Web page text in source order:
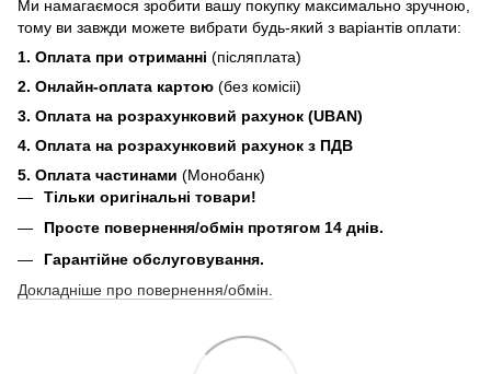
Ми намагаємося зробити вашу покупку максимально зручною,
тому ви завжди можете вибрати будь-який з варіантів оплати:
1. Оплата при отриманні (післяплата)
2. Онлайн-оплата картою (без комісіі)
3. Оплата на розрахунковий рахунок (UBAN)
4. Оплата на розрахунковий рахунок з ПДВ
5. Оплата частинами (Монобанк)
Тільки оригінальні товари!
Просте повернення/обмін протягом 14 днів.
Гарантійне обслуговування.
Докладніше про повернення/обмін.